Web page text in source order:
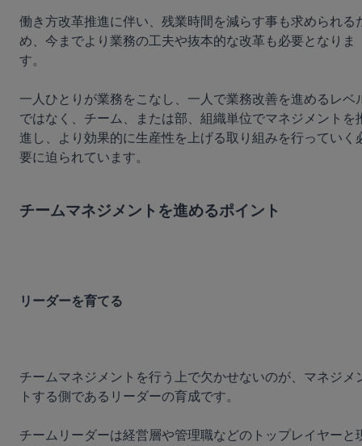
働き方改革推進に伴い、残業時間を減らす事も求められる
め、今までより業務の工夫や抜本的な改革も必要となりま
す。
一人ひとりが業務をこなし、一人で業務改善を進めるレベ
ではなく、チーム、または部、組織単位でマネジメントを
進し、より効果的に生産性を上げる取り組みを行っていく
要に迫られています。
チームマネジメントを進めるポイント
リーダーを育てる
チームマネジメントを行う上で欠かせないのが、マネジメ
トする側であるリーダーの育成です。
チームリーダーは経営層や管理職などのトップレイヤーと